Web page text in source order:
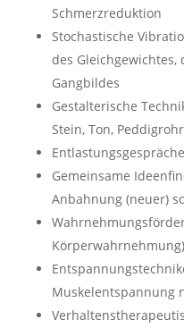
Schmerzreduktion
Stochastische
des Gleichgewichtes,
Gangbildes
Gestalterische
Stein, Ton,
Gemeinsame
Anbahnung (neuer)
Körperwahrnehmung)
Muskelentspannung